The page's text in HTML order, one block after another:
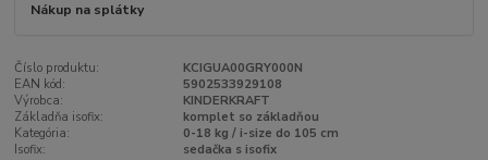
Nákup na splátky
Číslo produktu:
KCIGUA00GRY000N
EAN kód:
5902533929108
Výrobca:
KINDERKRAFT
Základňa isofix:
komplet so základňou
Kategória:
0-18 kg / i-size do 105 cm
Isofix:
sedačka s isofix